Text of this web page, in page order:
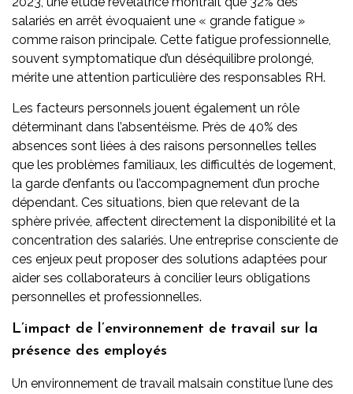
salariés en arrêt évoquaient une « grande fatigue »
comme raison principale. Cette fatigue professionnelle,
souvent symptomatique d’un déséquilibre prolongé,
mérite une attention particulière des responsables RH.
Les facteurs personnels jouent également un rôle
déterminant dans l’absentéisme. Près de 40% des
absences sont liées à des raisons personnelles telles
que les problèmes familiaux, les difficultés de logement,
la garde d’enfants ou l’accompagnement d’un proche
dépendant. Ces situations, bien que relevant de la
sphère privée, affectent directement la disponibilité et la
concentration des salariés. Une entreprise consciente de
ces enjeux peut proposer des solutions adaptées pour
aider ses collaborateurs à concilier leurs obligations
personnelles et professionnelles.
L’impact de l’environnement de travail sur la
présence des employés
Un environnement de travail malsain constitue l’une des